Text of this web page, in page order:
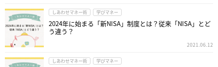
しあわせマネー術 学びマネー
2024年に始まる「新NISA」制度とは？従来「NISA」とど
う違う？
2021.06.12
しあわせマネー術 学びマネー